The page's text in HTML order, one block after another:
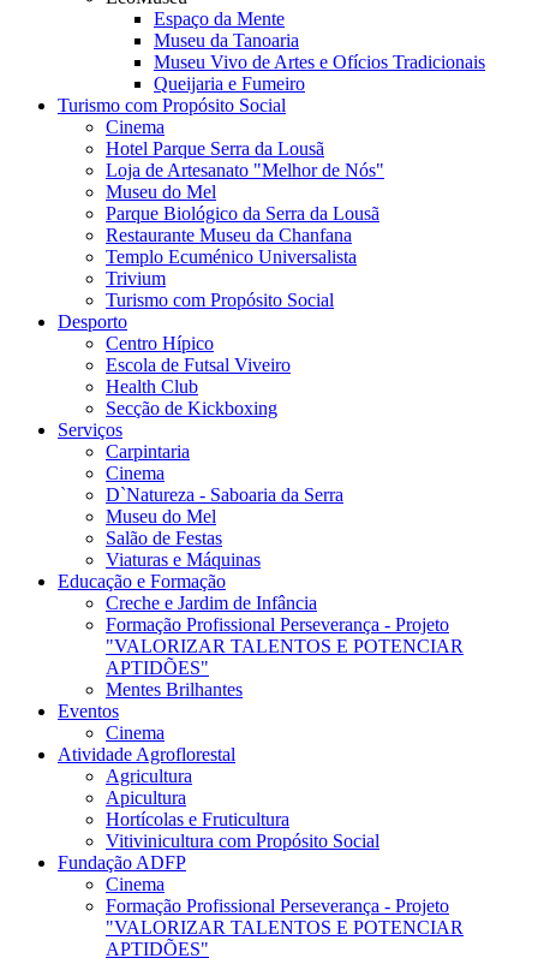
Espaço da Mente
Museu da Tanoaria
Museu Vivo de Artes e Ofícios Tradicionais
Queijaria e Fumeiro
Turismo com Propósito Social
Cinema
Hotel Parque Serra da Lousã
Loja de Artesanato "Melhor de Nós"
Museu do Mel
Parque Biológico da Serra da Lousã
Restaurante Museu da Chanfana
Templo Ecuménico Universalista
Trivium
Turismo com Propósito Social
Desporto
Centro Hípico
Escola de Futsal Viveiro
Health Club
Secção de Kickboxing
Serviços
Carpintaria
Cinema
D`Natureza - Saboaria da Serra
Museu do Mel
Salão de Festas
Viaturas e Máquinas
Educação e Formação
Creche e Jardim de Infância
Formação Profissional Perseverança - Projeto
"VALORIZAR TALENTOS E POTENCIAR
APTIDÕES"
Mentes Brilhantes
Eventos
Cinema
Atividade Agroflorestal
Agricultura
Apicultura
Hortícolas e Fruticultura
Vitivinicultura com Propósito Social
Fundação ADFP
Cinema
Formação Profissional Perseverança - Projeto
"VALORIZAR TALENTOS E POTENCIAR
APTIDÕES"